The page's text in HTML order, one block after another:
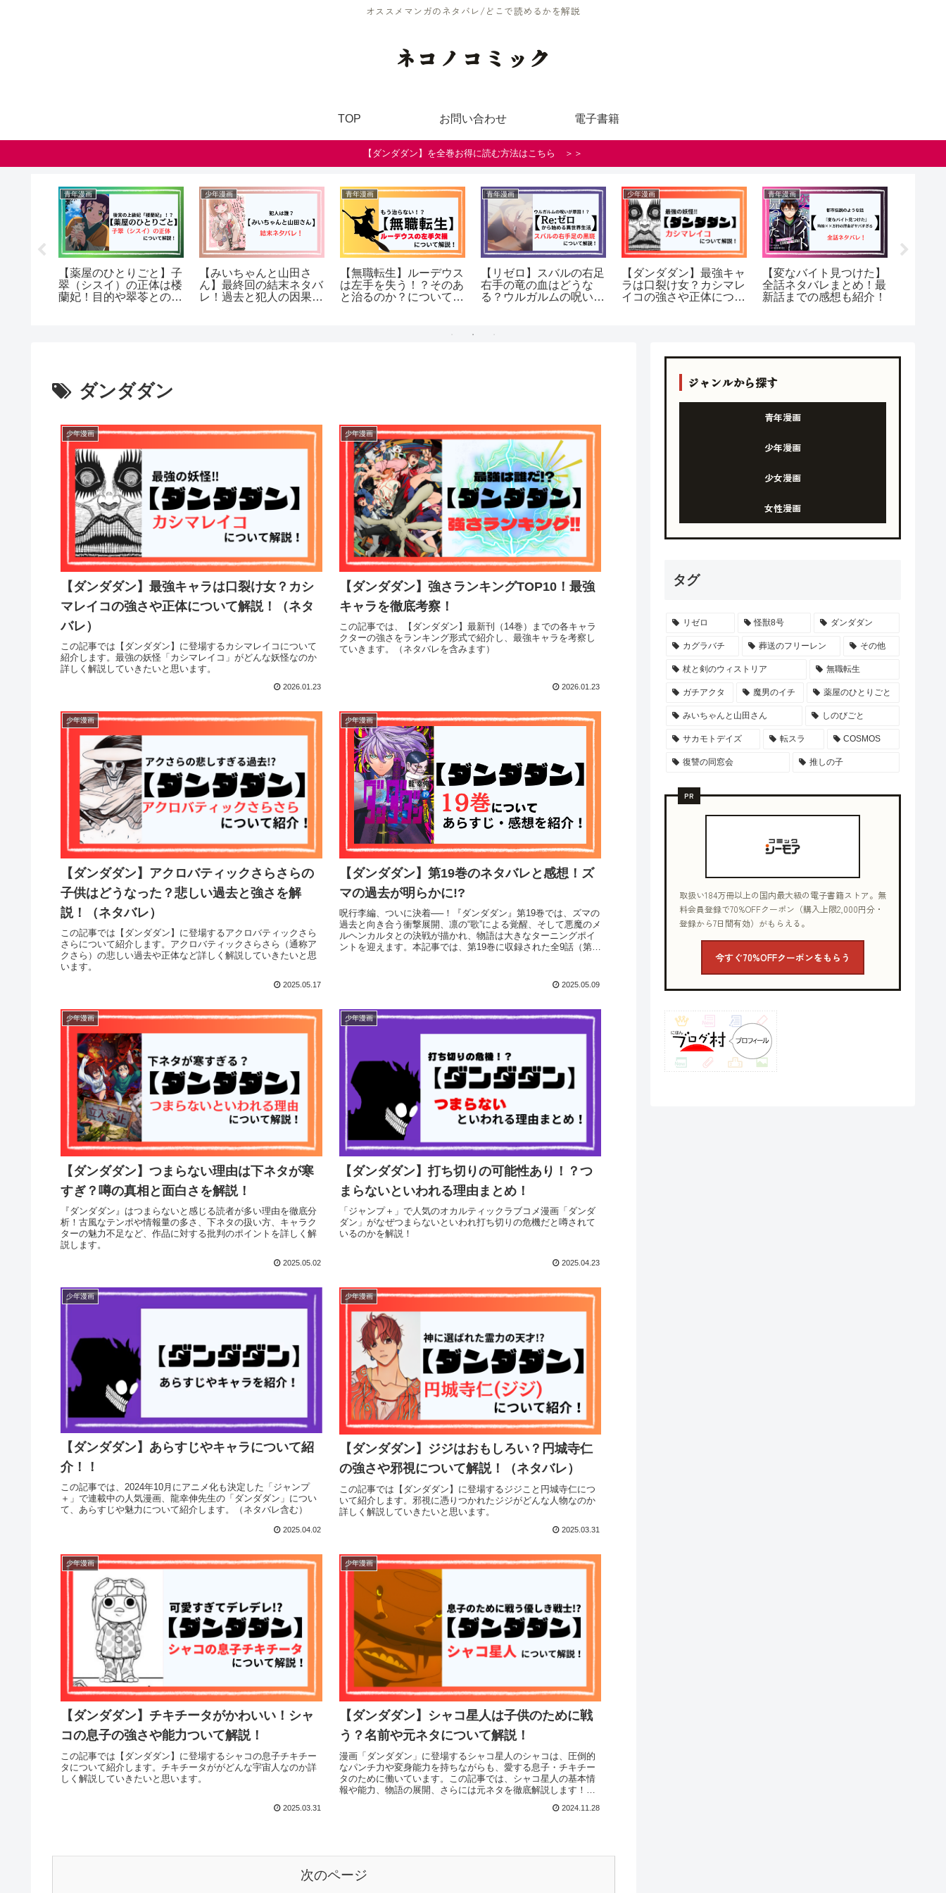
オススメマンガのネタバレ/どこで読めるかを解説
ネコノコミック
TOP お問い合わせ 電子書籍
【ダンダダン】を全巻お得に読む方法はこちら ＞＞
青年漫画
【薬屋のひとりごと】子
翠（シスイ）の正体は楼
蘭妃！目的や翠苓との関
少年漫画
【みいちゃんと山田さ
ん】最終回の結末ネタバ
レ！過去と犯人の因果関
青年漫画
【無職転生】ルーデウス
は左手を失う！？そのあ
と治るのか？について解
青年漫画
【リゼロ】スバルの右足
右手の竜の血はどうな
る？ウルガルムの呪いと
少年漫画
【ダンダダン】最強キャ
ラは口裂け女？カシマレ
イコの強さや正体につい
青年漫画
【変なバイト見つけた】
全話ネタバレまとめ！最
新話までの感想も紹介！
ダンダダン
少年漫画
【ダンダダン】最強キャラは口裂け女？カシ
マレイコの強さや正体について解説！（ネタ
バレ）
この記事では【ダンダダン】に登場するカシマレイコについて
紹介します。最強の妖怪「カシマレイコ」がどんな妖怪なのか
詳しく解説していきたいと思います。
2026.01.23
少年漫画
【ダンダダン】強さランキングTOP10！最強
キャラを徹底考察！
この記事では、【ダンダダン】最新刊（14巻）までの各キャラ
クターの強さをランキング形式で紹介し、最強キャラを考察し
ていきます。（ネタバレを含みます）
2026.01.23
少年漫画
【ダンダダン】アクロバティックさらさらの
子供はどうなった？悲しい過去と強さを解
説！（ネタバレ）
この記事では【ダンダダン】に登場するアクロバティックさら
さらについて紹介します。アクロバティックさらさら（通称ア
クさら）の悲しい過去や正体など詳しく解説していきたいと思
います。
2025.05.17
少年漫画
【ダンダダン】第19巻のネタバレと感想！ズ
マの過去が明らかに!?
呪行李編、ついに決着──！『ダンダダン』第19巻では、ズマの
過去と向き合う衝撃展開、凛の“歌”による覚醒、そして悪魔のメ
ルヘンカルタとの決戦が描かれ、物語は大きなターニングポイ
ントを迎えます。本記事では、第19巻に収録された全9話（第
2025.05.09
少年漫画
【ダンダダン】つまらない理由は下ネタが寒
すぎ？噂の真相と面白さを解説！
『ダンダダン』はつまらないと感じる読者が多い理由を徹底分
析！古風なテンポや情報量の多さ、下ネタの扱い方、キャラク
ターの魅力不足など、作品に対する批判のポイントを詳しく解
説します。
2025.05.02
少年漫画
【ダンダダン】打ち切りの可能性あり！？つ
まらないといわれる理由まとめ！
「ジャンプ＋」で人気のオカルティックラブコメ漫画「ダンダ
ダン」がなぜつまらないといわれ打ち切りの危機だと噂されて
いるのかを解説！
2025.04.23
少年漫画
【ダンダダン】あらすじやキャラについて紹
介！！
この記事では、2024年10月にアニメ化も決定した「ジャンプ
＋」で連載中の人気漫画、龍幸伸先生の「ダンダダン」につい
て、あらすじや魅力について紹介します。（ネタバレ含む）
2025.04.02
少年漫画
【ダンダダン】ジジはおもしろい？円城寺仁
の強さや邪視について解説！（ネタバレ）
この記事では【ダンダダン】に登場するジジこと円城寺仁につ
いて紹介します。邪視に憑りつかれたジジがどんな人物なのか
詳しく解説していきたいと思います。
2025.03.31
少年漫画
【ダンダダン】チキチータがかわいい！シャ
コの息子の強さや能力ついて解説！
この記事では【ダンダダン】に登場するシャコの息子チキチー
タについて紹介します。チキチータががどんな宇宙人なのか詳
しく解説していきたいと思います。
2025.03.31
少年漫画
【ダンダダン】シャコ星人は子供のために戦
う？名前や元ネタについて解説！
漫画「ダンダダン」に登場するシャコ星人のシャコは、圧倒的
なパンチ力や変身能力を持ちながらも、愛する息子・チキチー
タのために働いています。この記事では、シャコ星人の基本情
報や能力、物語の展開、さらには元ネタを徹底解説します！こ
2024.11.28
次のページ
ジャンルから探す
青年漫画
少年漫画
少女漫画
女性漫画
タグ
リゼロ 怪獣8号 ダンダダン
カグラバチ 葬送のフリーレン その他
杖と剣のウィストリア 無職転生
ガチアクタ 魔男のイチ 薬屋のひとりごと
みいちゃんと山田さん しのびごと
サカモトデイズ 転スラ COSMOS
復讐の同窓会 推しの子
PR
取扱い184万冊以上の国内最大級の電子書籍ストア。無
料会員登録で70%OFFクーポン（購入上限2,000円分・
登録から7日間有効）がもらえる。
今すぐ70%OFFクーポンをもらう